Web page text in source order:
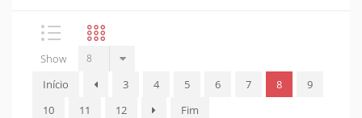
Show
Início
3 4 5 6 7 8
9
10
11 12 Fim